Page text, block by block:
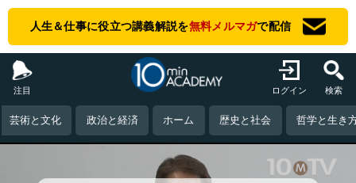
人生＆仕事に役立つ講義解説を無料メルマガで配信
注目 ログイン 検索
芸術と文化 政治と経済 ホーム 歴史と社会 哲学と生き